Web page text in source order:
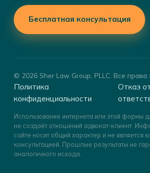
Бесплатная консультация
© 2026 Sher Law Group, PLLC. Все
Политика
конфиденциальности
Отказ
Использование интернета или этой формы
не создаёт отношений адвокат-клиент.
сайте носит общий характер и не является
консультацией. Прошлые результаты не
аналогичного исхода.